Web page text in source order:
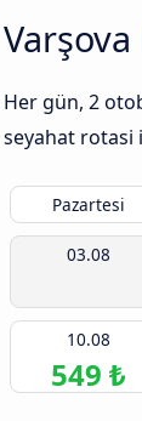
Her gün, 2
seyahat rotasi
Pazartesi
03.08
10.08
549 ₺